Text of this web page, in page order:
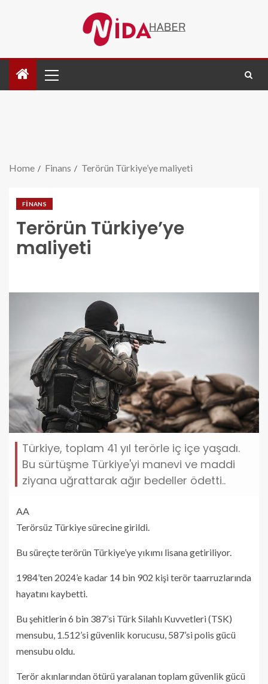
Home Finans Terörün Türkiye’ye maliyeti
FINANS
Terörün Türkiye’ye
maliyeti
Türkiye, toplam 41 yıl terörle iç içe yaşadı.
Bu sürtüşme Türkiye'yi manevi ve maddi
ziyana uğrattarak ağır bedeller ödetti..
AA
Terörsüz Türkiye sürecine girildi.
Bu süreçte terörün Türkiye’ye yıkımı lisana getiriliyor.
1984’ten 2024’e kadar 14 bin 902 kişi terör taarruzlarında
hayatını kaybetti.
Bu şehitlerin 6 bin 387’si Türk Silahlı Kuvvetleri (TSK)
mensubu, 1.512’si güvenlik korucusu, 587’si polis gücü
mensubu oldu.
Terör akınlarından ötürü yaralanan toplam güvenlik gücü